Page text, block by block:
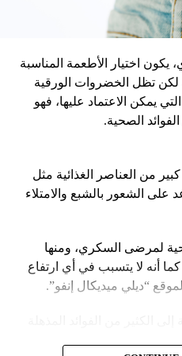
اختيار الأطعمة المناسبة
لكن تظل الخضروات الورقية
يمكن الاعتماد عليها، فهو
الصحية.
من العناصر الغذائية مثل
على الشعور بالشبع والامتلاء
لمرضى السكري، ومنها
أنه لا يتسبب في أي ارتفاع
“ديلي ميديكال إنفو”.